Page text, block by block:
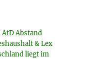
AfD Abstand
& Lex
liegt im